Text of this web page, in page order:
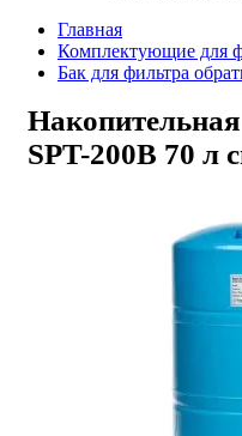
Главная
Комплектующие для
Бак для фильтра
SPT-200B 70 л